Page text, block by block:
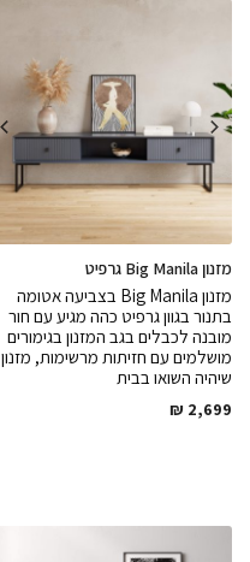
מזנון Big Manila גרפיט
מזנון Big Manila בצביעה אטומה
בתנור בגוון גרפיט כהה מגיע עם חור
מובנה לכבלים בגב המזנון בגימורים
מושלמים עם חזיתות מרשימות, מזנון
שיהיה השואו בבית
₪ 2,699